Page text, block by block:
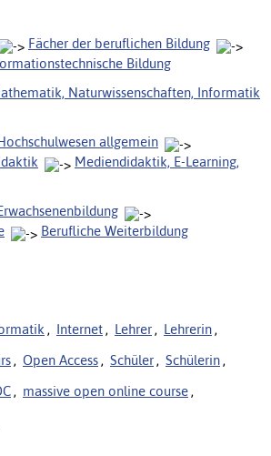
Fächer der beruflichen Bildung
Bildung
Naturwissenschaften, Informatik
allgemein
Mediendidaktik, E-Learning,
Berufliche Weiterbildung
, Internet , Lehrer , Lehrerin ,
, Open Access , Schüler , Schülerin ,
, massive open online course ,